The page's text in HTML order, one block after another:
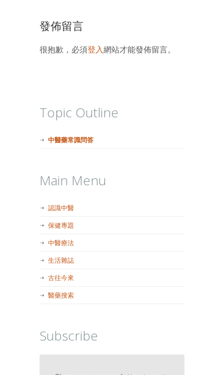
發佈留言
很抱歉，必須登入網站才能發佈留言。
Topic Outline
中醫藥常識問答
Main Menu
認識中醫
保健專題
中醫療法
生活雜誌
古往今來
醫藥搜索
Subscribe